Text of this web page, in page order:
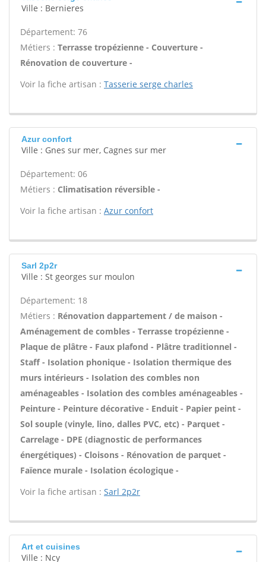
Ville : Bernieres
Département: 76
Métiers : Terrasse tropézienne - Couverture -
Rénovation de couverture -
Voir la fiche artisan : Tasserie serge charles
Azur confort
Ville : Gnes sur mer, Cagnes sur mer
Département: 06
Métiers : Climatisation réversible -
Voir la fiche artisan : Azur confort
Sarl 2p2r
Ville : St georges sur moulon
Département: 18
Métiers : Rénovation dappartement / de maison -
Aménagement de combles - Terrasse tropézienne -
Plaque de plâtre - Faux plafond - Plâtre traditionnel -
Staff - Isolation phonique - Isolation thermique des
murs intérieurs - Isolation des combles non
aménageables - Isolation des combles aménageables -
Peinture - Peinture décorative - Enduit - Papier peint -
Sol souple (vinyle, lino, dalles PVC, etc) - Parquet -
Carrelage - DPE (diagnostic de performances
énergétiques) - Cloisons - Rénovation de parquet -
Faïence murale - Isolation écologique -
Voir la fiche artisan : Sarl 2p2r
Art et cuisines
Ville : Ncy